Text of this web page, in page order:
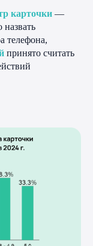
карточки —
телефона,
принято считать